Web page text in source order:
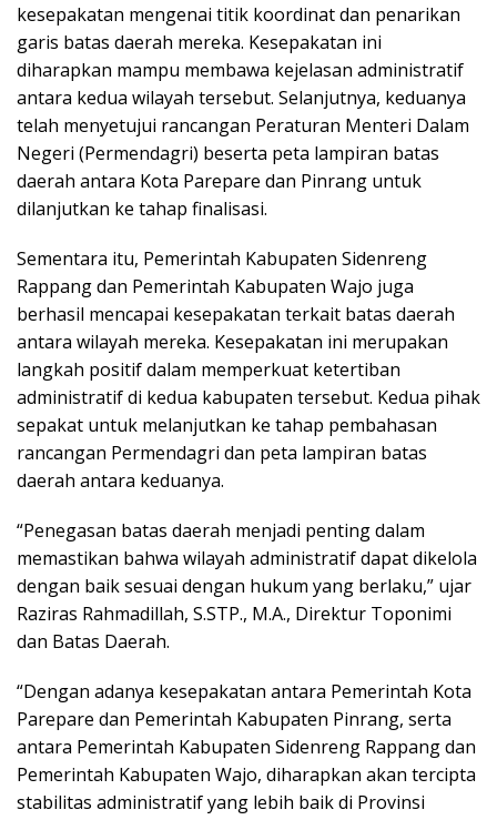
kesepakatan mengenai titik koordinat dan penarikan
garis batas daerah mereka. Kesepakatan ini
diharapkan mampu membawa kejelasan administratif
antara kedua wilayah tersebut. Selanjutnya, keduanya
telah menyetujui rancangan Peraturan Menteri Dalam
Negeri (Permendagri) beserta peta lampiran batas
daerah antara Kota Parepare dan Pinrang untuk
dilanjutkan ke tahap finalisasi.
Sementara itu, Pemerintah Kabupaten Sidenreng
Rappang dan Pemerintah Kabupaten Wajo juga
berhasil mencapai kesepakatan terkait batas daerah
antara wilayah mereka. Kesepakatan ini merupakan
langkah positif dalam memperkuat ketertiban
administratif di kedua kabupaten tersebut. Kedua pihak
sepakat untuk melanjutkan ke tahap pembahasan
rancangan Permendagri dan peta lampiran batas
daerah antara keduanya.
“Penegasan batas daerah menjadi penting dalam
memastikan bahwa wilayah administratif dapat dikelola
dengan baik sesuai dengan hukum yang berlaku,” ujar
Raziras Rahmadillah, S.STP., M.A., Direktur Toponimi
dan Batas Daerah.
“Dengan adanya kesepakatan antara Pemerintah Kota
Parepare dan Pemerintah Kabupaten Pinrang, serta
antara Pemerintah Kabupaten Sidenreng Rappang dan
Pemerintah Kabupaten Wajo, diharapkan akan tercipta
stabilitas administratif yang lebih baik di Provinsi